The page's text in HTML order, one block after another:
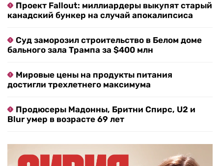
Проект Fallout: миллиардеры выкупят старый
канадский бункер на случай апокалипсиса
Суд заморозил строительство в Белом доме
бального зала Трампа за $400 млн
Мировые цены на продукты питания
достигли трехлетнего максимума
Продюсеры Мадонны, Бритни Спирс, U2 и
Blur умер в возрасте 69 лет